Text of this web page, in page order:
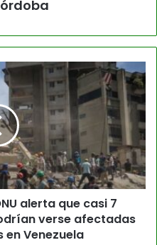
alerta que casi 7
verse afectadas
Venezuela